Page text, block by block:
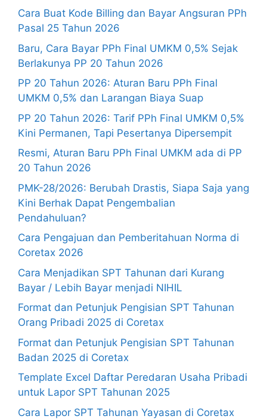
Cara Buat Kode Billing dan Bayar Angsuran PPh
Pasal 25 Tahun 2026
Baru, Cara Bayar PPh Final UMKM 0,5% Sejak
Berlakunya PP 20 Tahun 2026
PP 20 Tahun 2026: Aturan Baru PPh Final
UMKM 0,5% dan Larangan Biaya Suap
PP 20 Tahun 2026: Tarif PPh Final UMKM 0,5%
Kini Permanen, Tapi Pesertanya Dipersempit
Resmi, Aturan Baru PPh Final UMKM ada di PP
20 Tahun 2026
PMK-28/2026: Berubah Drastis, Siapa Saja yang
Kini Berhak Dapat Pengembalian
Pendahuluan?
Cara Pengajuan dan Pemberitahuan Norma di
Coretax 2026
Cara Menjadikan SPT Tahunan dari Kurang
Bayar / Lebih Bayar menjadi NIHIL
Format dan Petunjuk Pengisian SPT Tahunan
Orang Pribadi 2025 di Coretax
Format dan Petunjuk Pengisian SPT Tahunan
Badan 2025 di Coretax
Template Excel Daftar Peredaran Usaha Pribadi
untuk Lapor SPT Tahunan 2025
Cara Lapor SPT Tahunan Yayasan di Coretax